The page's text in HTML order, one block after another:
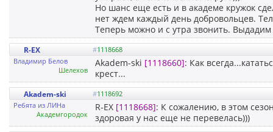
Но шанс еще есть и в академе кружок
нет ждем каждый день добровольцев.
Теперь можно и с утра звонить.
R-EX #1118668
Владимир Белов
Шелехов
Akadem-ski [1118660]: Как
крест...
Akadem-ski #1118692
Ребята из ЛИНа
Академгородок
R-EX [1118668]: К сожалению, в этом
здоровая у нас еще не перевелась)))